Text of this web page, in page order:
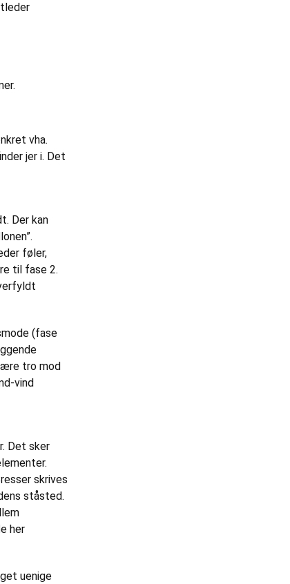
vha.
jer i. Det
Der kan
føler,
til fase 2.
(fase
tro mod
vind
Det sker
skrives
ståsted.
her
uenige